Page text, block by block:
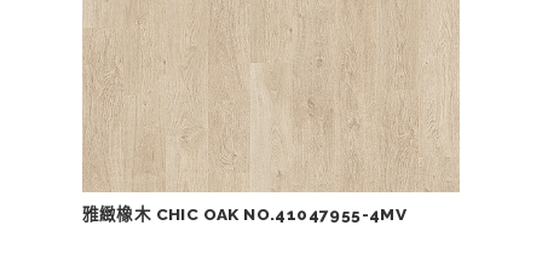
雅緻橡木 CHIC OAK NO.41047955-4MV